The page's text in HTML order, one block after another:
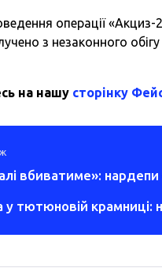
операції
з незаконного
на нашу сторінку
вбиватиме»:
у тютюновій крамниці: